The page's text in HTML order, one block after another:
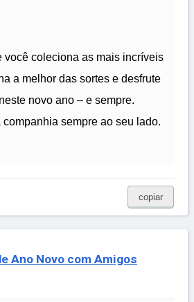
você coleciona as mais incríveis
a melhor das sortes e desfrute
novo ano – e sempre.
sempre ao seu lado.
copiar
Ano Novo com Amigos